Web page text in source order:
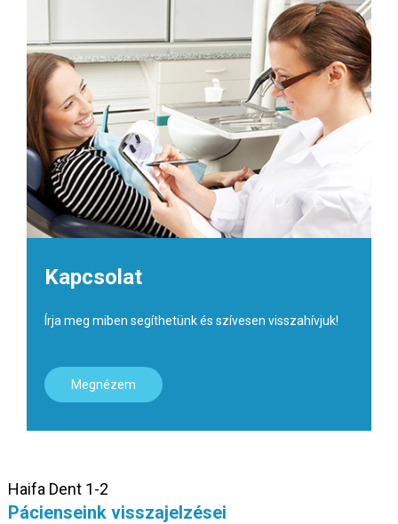
Kapcsolat
Írja meg miben segíthetünk és szívesen visszahívjuk!
Megnézem
Haifa Dent 1-2
Pácienseink visszajelzései